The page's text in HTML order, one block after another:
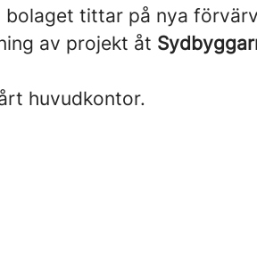
tittar på nya
av projekt åt
huvudkontor.